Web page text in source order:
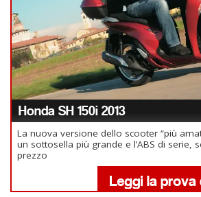
Honda SH 150i 2013
La nuova versione dello scooter “più
un sottosella più grande e l’ABS di serie,
prezzo